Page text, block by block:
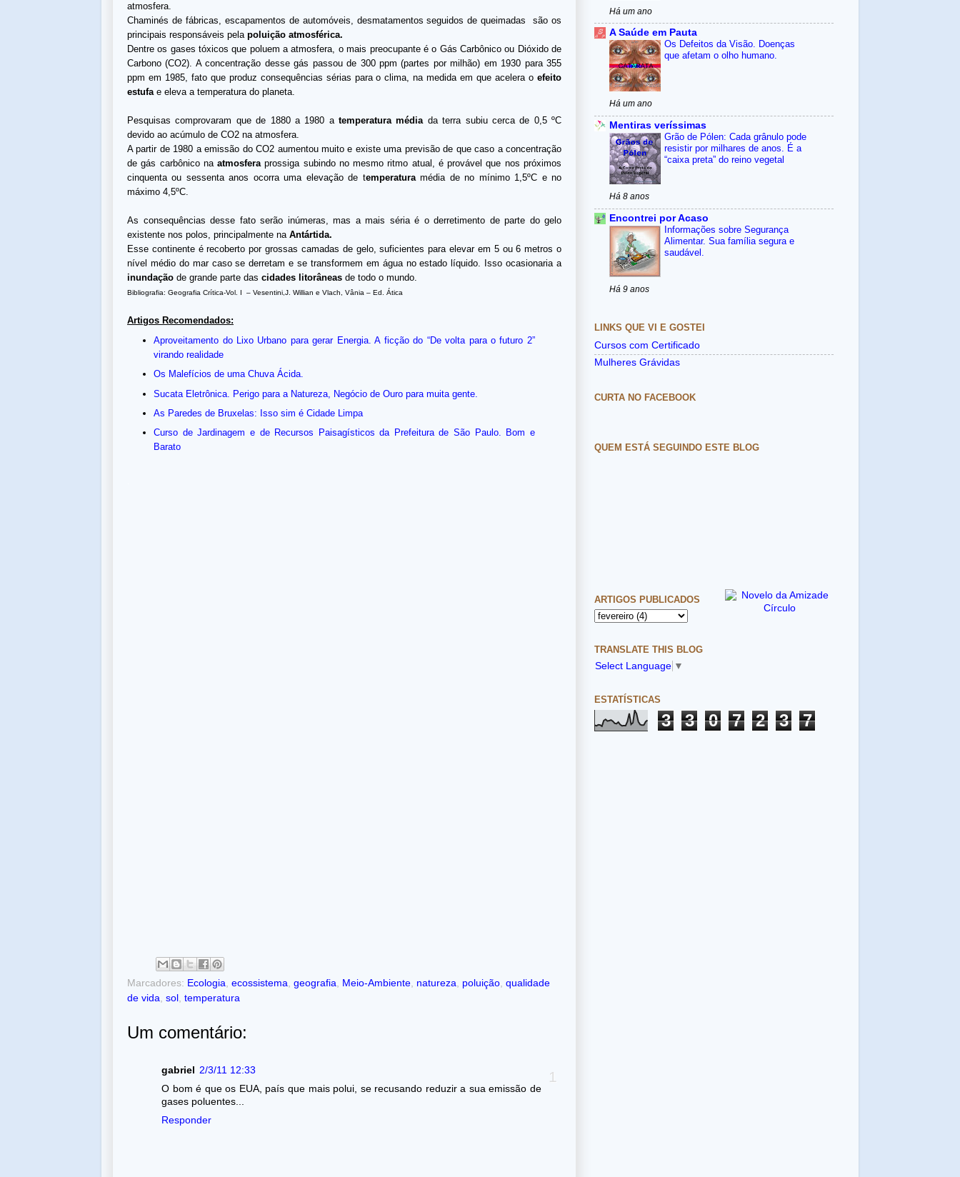
atmosfera.
Chaminés de fábricas, escapamentos de automóveis, desmatamentos seguidos de queimadas são os
principais responsáveis pela poluição atmosférica.
Dentre os gases tóxicos que poluem a atmosfera, o mais preocupante é o Gás Carbônico ou Dióxido de
Carbono (CO2). A concentração desse gás passou de 300 ppm (partes por milhão) em 1930 para 355
ppm em 1985, fato que produz consequências sérias para o clima, na medida em que acelera o efeito
estufae eleva a temperatura do planeta.
Pesquisas comprovaram que de 1880 a 1980 a temperatura médiada terra subiu cerca de 0,5 ºC
devido ao acúmulo de CO2 na atmosfera.
A partir de 1980 a emissão do CO2 aumentou muito e existe uma previsão de que caso a concentração
de gás carbônico naatmosferaprossiga subindo no mesmo ritmo atual, é provável que nos próximos
cinquenta ou sessenta anos ocorra uma elevação de temperaturamédia de no mínimo 1,5ºC e no
máximo 4,5ºC.
As consequências desse fato serão inúmeras, mas a mais séria é o derretimento de parte do gelo
existente nos polos, principalmente na Antártida.
Esse continente é recoberto por grossas camadas de gelo, suficientes para elevar em 5 ou 6 metros o
nível médio do mar caso se derretam e se transformem em água no estado líquido. Isso ocasionaria a
inundação de grande parte das cidades litorâneas de todo o mundo.
Bibliografia: Geografia Crítica-Vol. I – Vesentini,J. Willian e Vlach, Vânia – Ed. Ática
Artigos Recomendados:
Aproveitamento do Lixo Urbano para gerar Energia. A ficção do “De volta para o futuro 2”
virando realidade
Os Malefícios de uma Chuva Ácida.
Sucata Eletrônica. Perigo para a Natureza, Negócio de Ouro para muita gente.
As Paredes de Bruxelas: Isso sim é Cidade Limpa
Curso de Jardinagem e de Recursos Paisagísticos da Prefeitura de São Paulo. Bom e
Barato
Marcadores: Ecologia, ecossistema, geografia, Meio-Ambiente, natureza, poluição, qualidade
de vida, sol , temperatura
Um comentário:
gabriel
2/3/11 12:33
O bom é que os EUA, país que mais polui, se recusando reduzir a sua emissão de
gases poluentes...
Responder
Há um ano
A Saúde em Pauta
Os Defeitos da Visão. Doenças
que afetam o olho humano.
Há um ano
Mentiras veríssimas
Grão de Pólen: Cada grânulo pode
resistir por milhares de anos. É a
“caixa preta” do reino vegetal
Há 8 anos
Encontrei por Acaso
Informações sobre Segurança
Alimentar. Sua família segura e
saudável.
Há 9 anos
LINKS QUE VI E GOSTEI
Cursos com Certificado
Mulheres Grávidas
CURTA NO FACEBOOK
QUEM ESTÁ SEGUINDO ESTE BLOG
ARTIGOS PUBLICADOS
TRANSLATE THIS BLOG
Select Language ▼
ESTATÍSTICAS
3 3 0 7 2 3 7